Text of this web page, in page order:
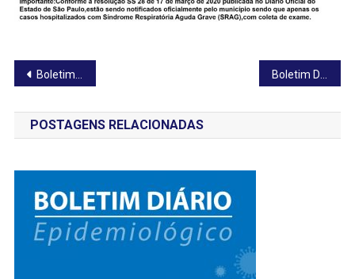
Navegação
de
Post
Boletim Diário – 26/10/2020 Boletim Diário – 28/10/2020
POSTAGENS RELACIONADAS